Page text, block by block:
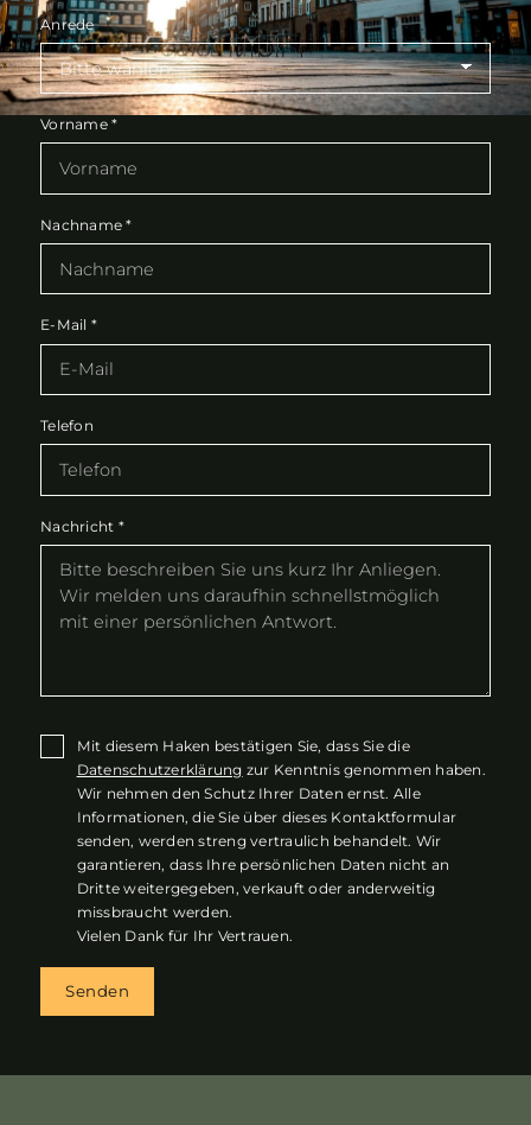
Anrede
Vorname*
Nachname*
E-Mail *
Telefon
Nachricht *
Mit diesem Haken bestätigen Sie, dass Sie die
Datenschutzerklärung zur Kenntnis genommen haben.
Wir nehmen den Schutz Ihrer Daten ernst. Alle
Informationen, die Sie über dieses Kontaktformular
senden, werden streng vertraulich behandelt. Wir
garantieren, dass Ihre persönlichen Daten nicht an
Dritte weitergegeben, verkauft oder anderweitig
missbraucht werden.
Vielen Dank für Ihr Vertrauen.
Senden